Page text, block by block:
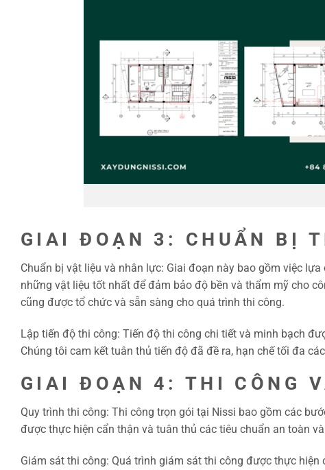
Thiết kế và
GIAI ĐOẠN 3: CHUẨN BỊ
Chuẩn bị vật liệu và nhân lực: Giai đoạn này bao gồm việc
những vật liệu tốt nhất để đảm bảo độ bền và thẩm mỹ cho
cũng được tổ chức và sẵn sàng cho quá trình thi công.
Lập tiến độ thi công: Tiến độ thi công chi tiết và minh bạch
Chúng tôi cam kết tuân thủ tiến độ đã đề ra, hạn chế tối đa
GIAI ĐOẠN 4: THI CÔNG
Quy trình thi công: Thi công trọn gói tại Nissi bao gồm các
được thực hiện cẩn thận và tuân thủ các tiêu chuẩn an toàn
Giám sát thi công: Quá trình giám sát thi công được thực